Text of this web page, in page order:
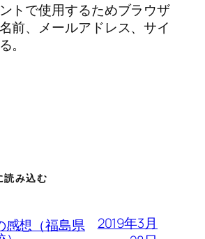
トで使用するためブラウザ
前、メールアドレス、サイ
。
読み込む
感想（福島県
2019年3月